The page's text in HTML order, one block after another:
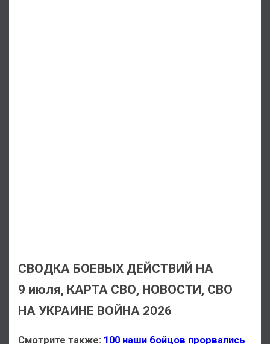
СВОДКА БОЕВЫХ ДЕЙСТВИЙ НА
9 июля, КАРТА СВО, НОВОСТИ, СВО
НА УКРАИНЕ ВОЙНА 2026
Смотрите также: 100 наши бойцов прорвались